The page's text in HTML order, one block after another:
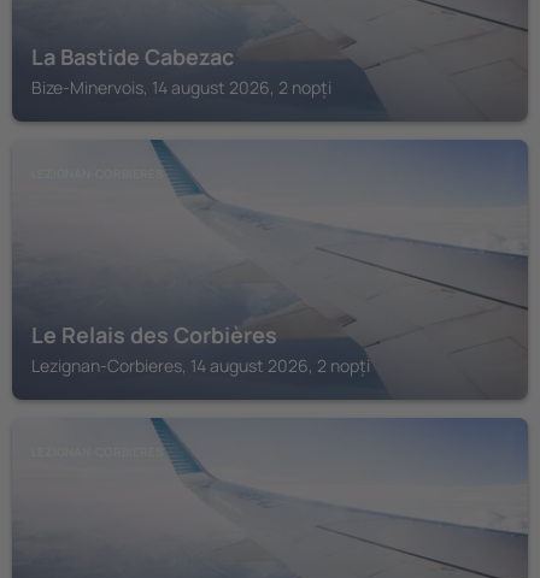
La Bastide Cabezac
Bize-Minervois, 14 august 2026, 2 nopți
Le Relais des Corbières
Lezignan-Corbieres, 14 august 2026, 2 nopți